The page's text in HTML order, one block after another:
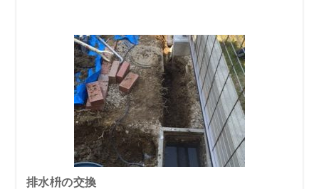
排水枡の交換